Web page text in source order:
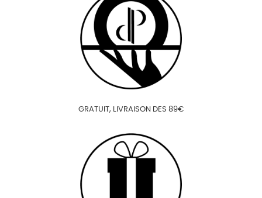
GRATUIT, LIVRAISON DES 89€